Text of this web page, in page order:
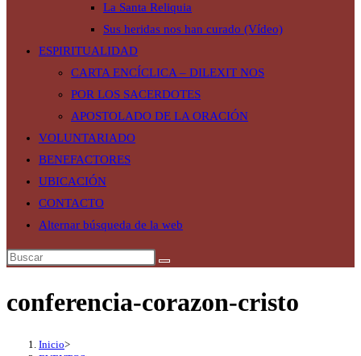
La Santa Reliquia
Sus heridas nos han curado (Vídeo)
ESPIRITUALIDAD
CARTA ENCÍCLICA – DILEXIT NOS
POR LOS SACERDOTES
APOSTOLADO DE LA ORACIÓN
VOLUNTARIADO
BENEFACTORES
UBICACIÓN
CONTACTO
Alternar búsqueda de la web
conferencia-corazon-cristo
Inicio>